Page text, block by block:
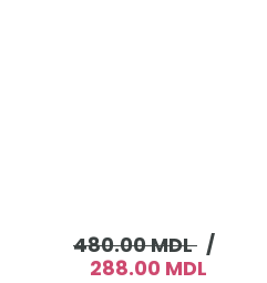
480.00 MDL /
288.00 MDL